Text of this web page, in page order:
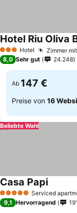
3 SterneHotel Zimmer
Hotel Riu Oliva
8,0 Sehr gut 24.248
Ab 147 €
Preise von 16
Beliebte Wahl
5 Sterne Serviced
Casa Papi
9,1 Hervorragend 191